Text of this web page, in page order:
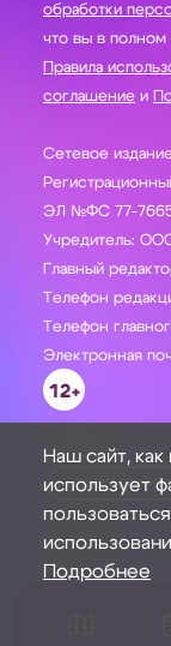
обработки
что вы в полном
Правила
соглашение и
Сетевое
ЭЛ №ФС 77-
Учредитель:
Главный
Телефон
Телефон
Электронная
12+
ЗАДАТЬ ВОПРОС
Наш сайт,
использует
Подробнее